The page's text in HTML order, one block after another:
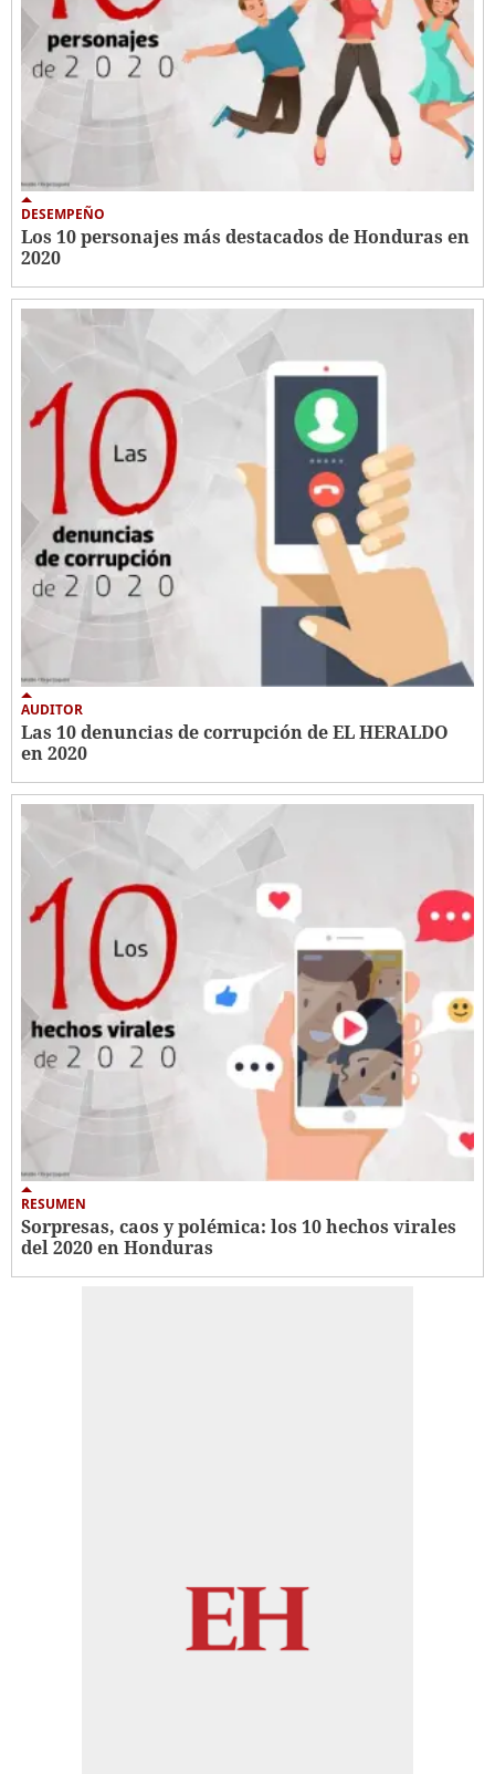
DESEMPEÑO
Los 10 personajes más destacados de Honduras en
2020
AUDITOR
Las 10 denuncias de corrupción de EL HERALDO
en 2020
RESUMEN
Sorpresas, caos y polémica: los 10 hechos virales
del 2020 en Honduras